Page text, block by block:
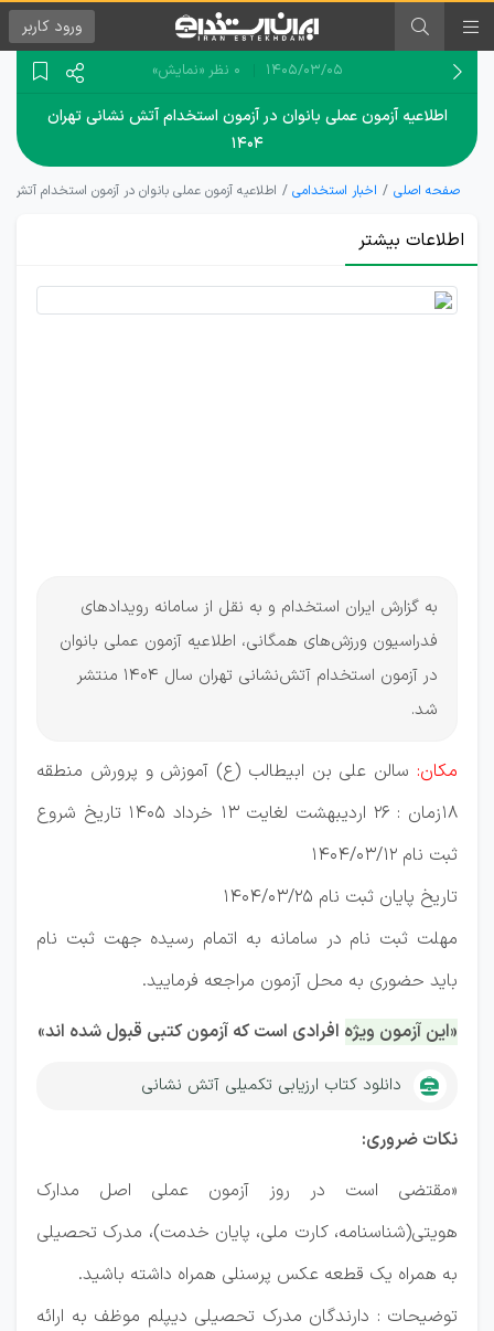
ورود کاربر
۱۴۰۵/۰۳/۰۵ 0 نظر «نمایش»
اطلاعیه آزمون عملی بانوان در آزمون استخدام آتش نشانی تهران
۱۴۰۴
صفحه اصلی اخبار استخدامی اطلاعیه آزمون عملی بانوان در آزمون استخدام آتش
اطلاعات بیشتر
جزئیات
به گزارش ایران استخدام و به نقل از سامانه رویداد‌های
فدراسیون ورزش‌های همگانی، اطلاعیه آزمون عملی بانوان
در آزمون استخدام آتش‌نشانی تهران سال 1404 منتشر
شد.
مکان: سالن علی بن ابیطالب (ع) آموزش و پرورش منطقه
18زمان : 26 اردیبهشت لغایت 13 خرداد 1405 تاریخ شروع
ثبت نام 1404/03/12
تاریخ پایان ثبت نام 1404/03/25
مهلت ثبت نام در سامانه به اتمام رسیده جهت ثبت نام
باید حضوری به محل آزمون مراجعه فرمایید.
«این آزمون ویژه افرادی است که آزمون کتبی قبول شده اند»​
دانلود کتاب ارزیابی تکمیلی آتش نشانی
نکات ضروری:
«مقتضی است در روز آزمون عملی اصل مدارک
هویتی(شناسنامه، کارت ملی، پایان خدمت)، مدرک تحصیلی
به همراه یک قطعه عکس پرسنلی همراه داشته باشید.
توضیحات : دارندگان مدرک تحصیلی دیپلم موظف به ارائه